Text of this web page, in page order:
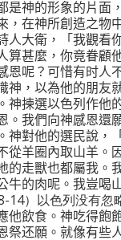
是神的形象的片面
，在神所創造之物
人大衛，「我觀看
算甚麼，你竟眷顧
恩呢？可惜有时人
神，以為他的朋友
揀選以色列作他
。我們向神感恩還
神對他的選民說，
從羊圈內取山羊。
的走獸也都屬我。
牛的肉呢。我豈喝
14）以色列没有忽
他飲食。神吃得飽
祭还願。就像有些